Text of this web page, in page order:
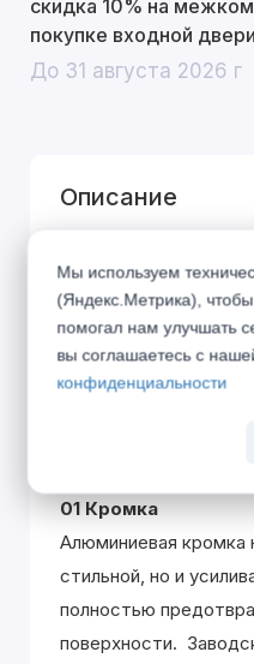
скидка 10% на
покупке входной двери
До 31 августа 2026 г
Описание
правилам...
коллекцию
современного
21 веке —
— стали
01 Кромка
Алюминиевая кромка
стильной, но и
полностью
поверхности.
Мы используем
(Яндекс.Метрика),
помогал нам улучшать
вы соглашаетесь с
конфиденциальности